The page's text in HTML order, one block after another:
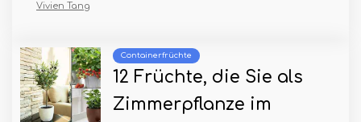
Vivien Tang
Containerfrüchte
12 Früchte, die Sie als
Zimmerpflanze im